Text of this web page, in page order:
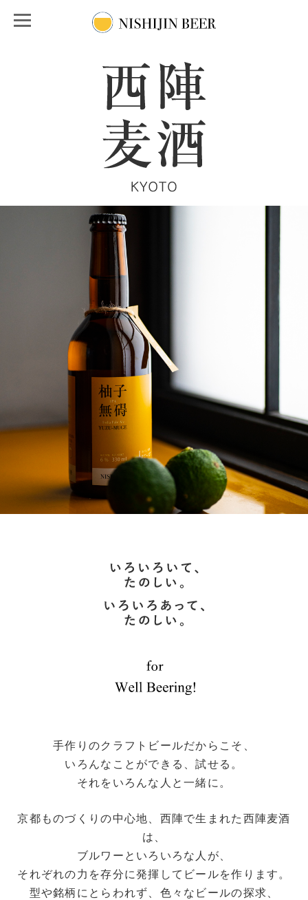
手作りのクラフトビールだからこそ、
いろんなことができる、試せる。
それをいろんな人と一緒に。
京都ものづくりの中心地、西陣で生まれた西陣麦酒
は、
ブルワーといろいろな人が、
それぞれの力を存分に発揮してビールを作ります。
型や銘柄にとらわれず、色々なビールの探求、